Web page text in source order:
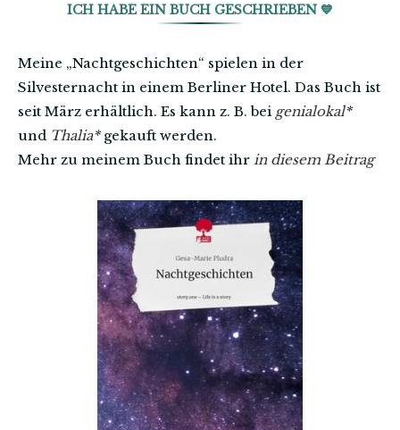
ICH HABE EIN BUCH GESCHRIEBEN 💙
Meine „Nachtgeschichten“ spielen in der
Silvesternacht in einem Berliner Hotel. Das Buch ist
seit März erhältlich. Es kann z. B. bei genialokal*
und Thalia*gekauft werden.
Mehr zu meinem Buch findet ihr in diesem Beitrag